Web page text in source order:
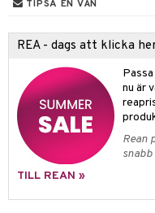
TIPSA EN VÄN
REA - dags att klicka
nu är
Rean
TILL REAN »
& Nästäppa
hy
hy
& Balsam
hud
Tamponger
& Tillbehör
läckage
& Klåda
i form
Blåsor
& Spray
Styrka
& 6